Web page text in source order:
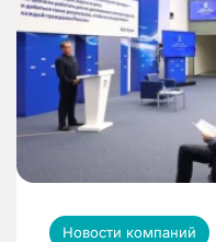
Новости компаний